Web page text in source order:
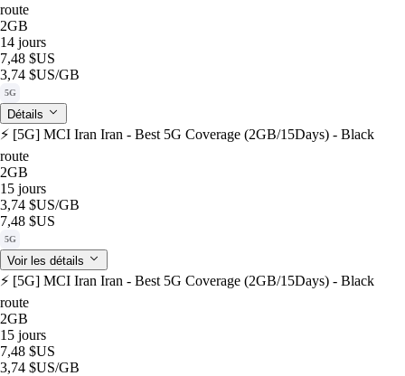
route
2GB
14 jours
7,48 $US
3,74 $US/GB
5G
Détails
⚡️ [5G] MCI Iran Iran - Best 5G Coverage (2GB/15Days) - Black
route
2GB
15 jours
3,74 $US/GB
7,48 $US
5G
Voir les détails
⚡️ [5G] MCI Iran Iran - Best 5G Coverage (2GB/15Days) - Black
route
2GB
15 jours
7,48 $US
3,74 $US/GB